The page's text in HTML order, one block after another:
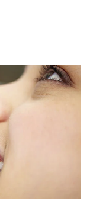
PROMOCIONES